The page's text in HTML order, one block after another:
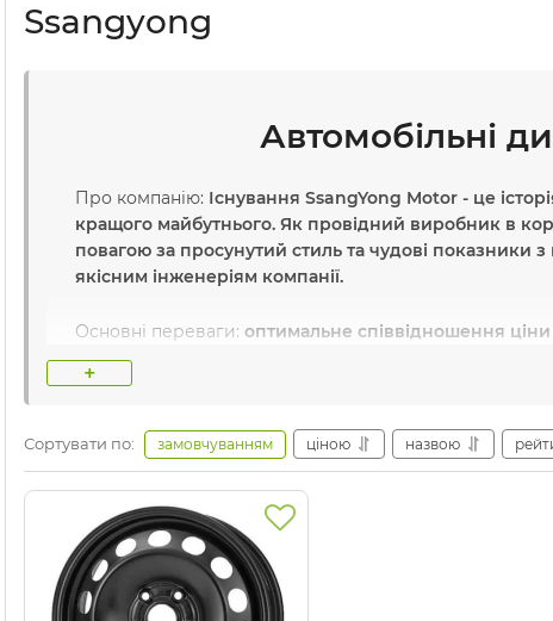
Ssangyong
Автомобільні
Про компанію: Існування SsangYong Motor - це
кращого майбутнього. Як провідний виробник в
повагою за просунутий стиль та чудові показники
якісним інженеріям компанії.
Основні переваги: оптимальне співвідношення
гальмівної системи.
Назва виробника:Mahindra & Mahindra Limited
Країна:Південна Корея
+
Сортувати по: замовчуванням ціною назвою